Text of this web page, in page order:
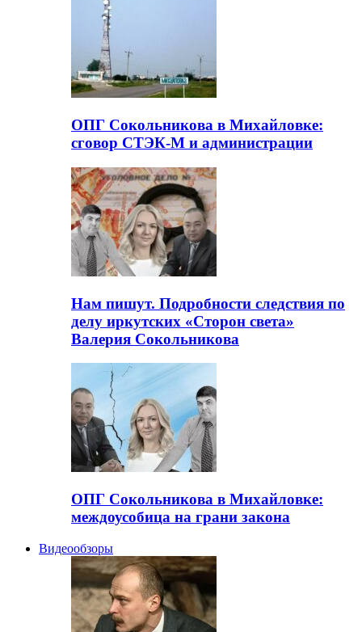
ОПГ Сокольникова в Михайловке:
сговор СТЭК-М и администрации
Нам пишут. Подробности следствия по
делу иркутских «Сторон света»
Валерия Сокольникова
ОПГ Сокольникова в Михайловке:
междоусобица на грани закона
Видеообзоры